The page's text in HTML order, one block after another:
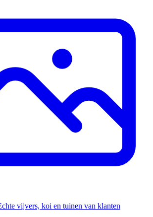
vijvers, koi en tuinen van klanten